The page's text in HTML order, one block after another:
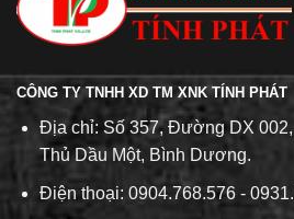
CÔNG TY TNHH XD TM XNK TÍNH PHÁT
Địa chỉ: Số 357, Đường DX
Thủ Dầu Một, Bình Dương.
Điện thoại: 0904.768.576 -